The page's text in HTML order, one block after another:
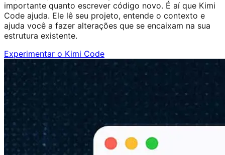
importante quanto escrever código novo. É aí que Kimi
Code ajuda. Ele lê seu projeto, entende o contexto e
ajuda você a fazer alterações que se encaixam na sua
estrutura existente.
Experimentar o Kimi Code